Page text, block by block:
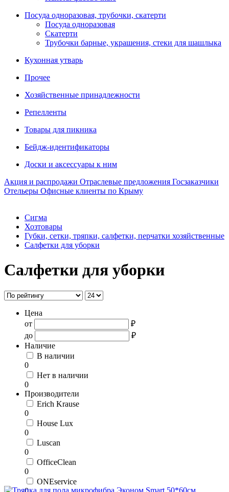
Посуда одноразовая, трубочки, скатерти
Посуда одноразовая
Скатерти
Трубочки барные, украшения, стеки для шашлыка
Кухонная утварь
Прочее
Хозяйственные принадлежности
Репелленты
Товары для пикника
Бейдж-идентификаторы
Доски и аксессуары к ним
Акция и распродажи Отраслевые предложения Госзаказчики
Отельеры Офисные клиенты по Крыму
Сигма
Хозтовары
Губки, сетки, тряпки, салфетки, перчатки хозяйственные
Салфетки для уборки
Салфетки для уборки
Цена
от
₽
до
₽
Наличие
В наличии
0
Нет в наличии
0
Производители
Erich Krause
0
House Lux
0
Luscan
0
OfficeClean
0
ONEservice